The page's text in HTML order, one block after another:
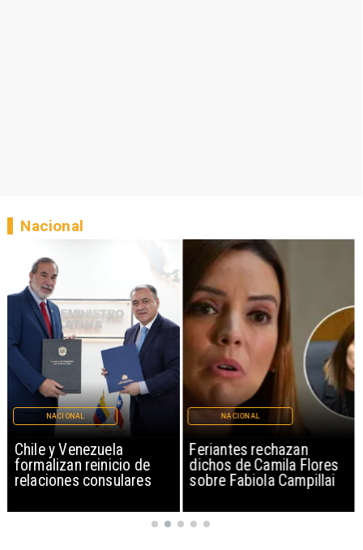
Chile y Venezuela
formalizan reinicio de
relaciones consulares
NACIONAL
Feriantes rechazan
dichos de Camila Flores
sobre Fabiola Campillai
NACIONAL
Nacional